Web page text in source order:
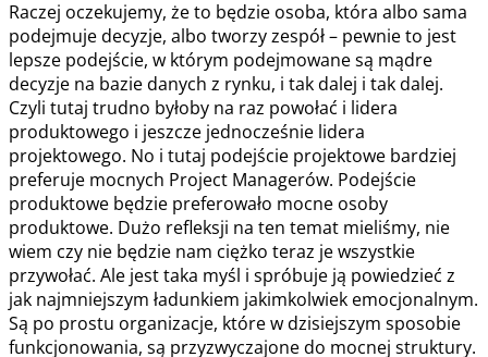
Raczej oczekujemy, że to będzie osoba, która albo sama
podejmuje decyzje, albo tworzy zespół – pewnie to jest
lepsze podejście, w którym podejmowane są mądre
decyzje na bazie danych z rynku, i tak dalej i tak dalej.
Czyli tutaj trudno byłoby na raz powołać i lidera
produktowego i jeszcze jednocześnie lidera
projektowego. No i tutaj podejście projektowe bardziej
preferuje mocnych Project Managerów. Podejście
produktowe będzie preferowało mocne osoby
produktowe. Dużo refleksji na ten temat mieliśmy, nie
wiem czy nie będzie nam ciężko teraz je wszystkie
przywołać. Ale jest taka myśl i spróbuje ją powiedzieć z
jak najmniejszym ładunkiem jakimkolwiek emocjonalnym.
Są po prostu organizacje, które w dzisiejszym sposobie
funkcjonowania, są przyzwyczajone do mocnej struktury.